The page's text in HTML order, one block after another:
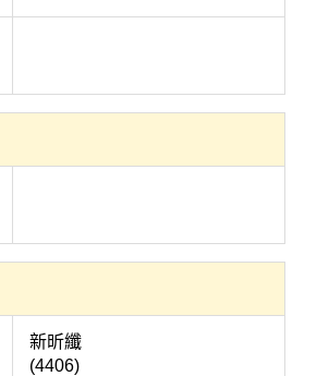
新昕纖
(4406)